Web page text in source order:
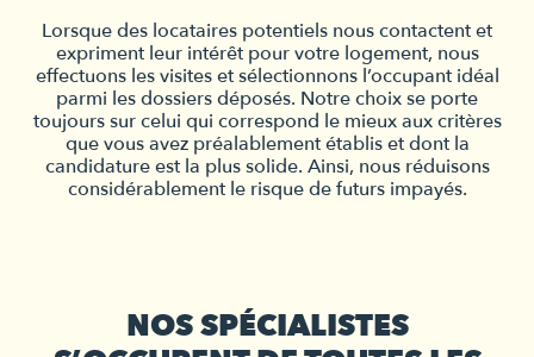
Lorsque des locataires potentiels nous contactent et
expriment leur intérêt pour votre logement, nous
effectuons les visites et sélectionnons l’occupant idéal
parmi les dossiers déposés. Notre choix se porte
toujours sur celui qui correspond le mieux aux critères
que vous avez préalablement établis et dont la
candidature est la plus solide. Ainsi, nous réduisons
considérablement le risque de futurs impayés.
NOS SPÉCIALISTES